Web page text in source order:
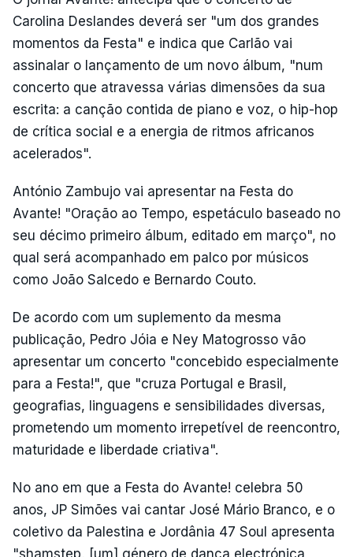
Carolina Deslandes deverá ser "um dos grandes
momentos da Festa" e indica que Carlão vai
assinalar o lançamento de um novo álbum, "num
concerto que atravessa várias dimensões da sua
escrita: a canção contida de piano e voz, o hip-hop
de crítica social e a energia de ritmos africanos
acelerados".
António Zambujo vai apresentar na Festa do
Avante! "Oração ao Tempo, espetáculo baseado no
seu décimo primeiro álbum, editado em março", no
qual será acompanhado em palco por músicos
como João Salcedo e Bernardo Couto.
De acordo com um suplemento da mesma
publicação, Pedro Jóia e Ney Matogrosso vão
apresentar um concerto "concebido especialmente
para a Festa!", que "cruza Portugal e Brasil,
geografias, linguagens e sensibilidades diversas,
prometendo um momento irrepetível de reencontro,
maturidade e liberdade criativa".
No ano em que a Festa do Avante! celebra 50
anos, JP Simões vai cantar José Mário Branco, e o
coletivo da Palestina e Jordânia 47 Soul apresenta
"shamstep, [um] género de dança electrónica